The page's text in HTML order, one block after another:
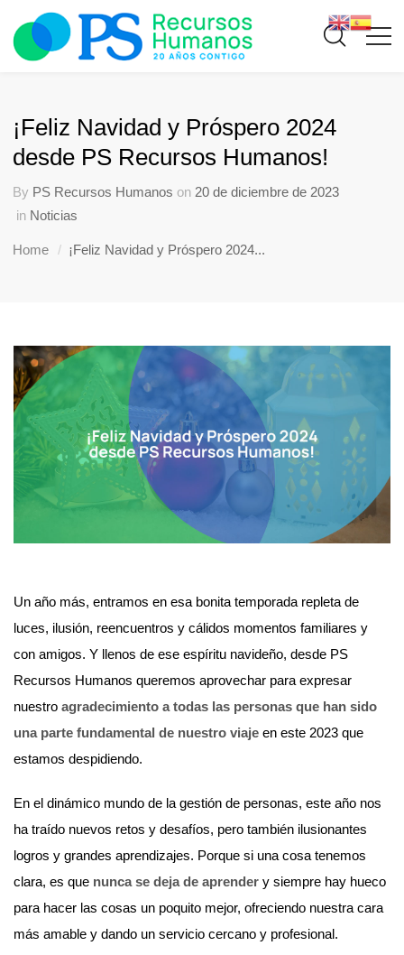
¡Feliz Navidad y Próspero 2024
desde PS Recursos Humanos!
By PS Recursos Humanos on 20 de diciembre de 2023
in Noticias
Home ¡Feliz Navidad y Próspero 2024...
Un año más, entramos en esa bonita temporada repleta de
luces, ilusión, reencuentros y cálidos momentos familiares y
con amigos. Y llenos de ese espíritu navideño, desde PS
Recursos Humanos queremos aprovechar para expresar
nuestro agradecimiento a todas las personas que han sido
una parte fundamental de nuestro viaje en este 2023 que
estamos despidiendo.
En el dinámico mundo de la gestión de personas, este año nos
ha traído nuevos retos y desafíos, pero también ilusionantes
logros y grandes aprendizajes. Porque si una cosa tenemos
clara, es que nunca se deja de aprender y siempre hay hueco
para hacer las cosas un poquito mejor, ofreciendo nuestra cara
más amable y dando un servicio cercano y profesional.